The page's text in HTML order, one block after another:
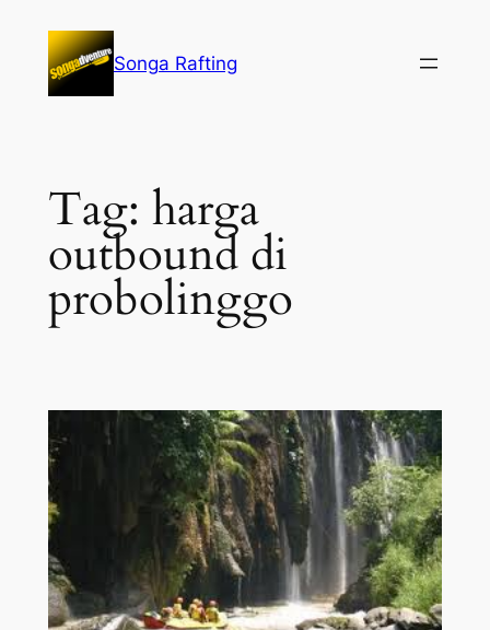
konten
Songa Rafting
Tag: harga
outbound di
probolinggo